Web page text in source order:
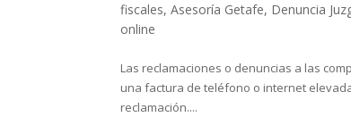
fiscales,Asesoría Getafe, Denuncia
online
Las reclamaciones o denuncias a las
una factura de teléfono o internet
reclamación....